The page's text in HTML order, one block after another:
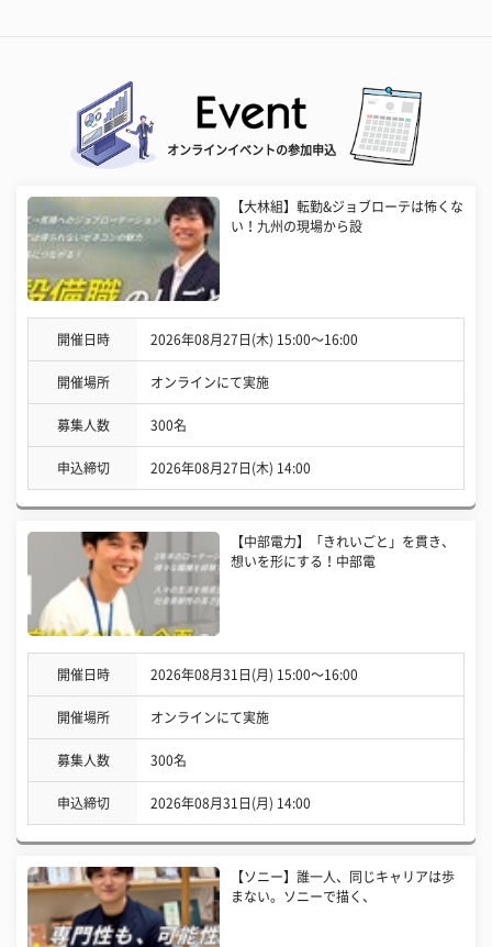
オンラインイベントの参加申込
【大林組】転勤&ジョブローテは怖くな
い！九州の現場から設
開催日時 2026年08月27日(木) 15:00〜16:00
開催場所 オンラインにて実施
募集人数 300名
申込締切 2026年08月27日(木) 14:00
【中部電力】「きれいごと」を貫き、
想いを形にする！中部電
開催日時 2026年08月31日(月) 15:00〜16:00
開催場所 オンラインにて実施
募集人数 300名
申込締切 2026年08月31日(月) 14:00
【ソニー】誰一人、同じキャリアは歩
まない。ソニーで描く、